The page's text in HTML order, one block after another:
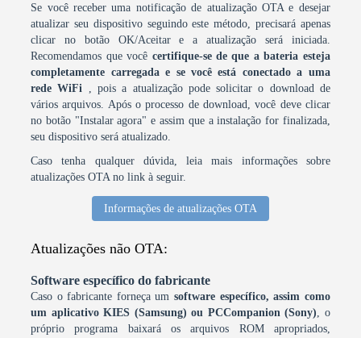
Se você receber uma notificação de atualização OTA e desejar
atualizar seu dispositivo seguindo este método, precisará apenas
clicar no botão OK/Aceitar e a atualização será iniciada.
Recomendamos que você certifique-se de que a bateria esteja
completamente carregada e se você está conectado a uma
rede WiFi , pois a atualização pode solicitar o download de
vários arquivos. Após o processo de download, você deve clicar
no botão "Instalar agora" e assim que a instalação for finalizada,
seu dispositivo será atualizado.
Caso tenha qualquer dúvida, leia mais informações sobre
atualizações OTA no link à seguir.
Informações de atualizações OTA
Atualizações não OTA:
Software específico do fabricante
Caso o fabricante forneça umsoftware específico, assim como
um aplicativo KIES (Samsung) ou PCCompanion (Sony), o
próprio programa baixará os arquivos ROM apropriados,